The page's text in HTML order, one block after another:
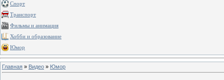
Спорт
Транспорт
Фильмы и анимация
Хобби и образование
Юмор
Главная » Видео » Юмор